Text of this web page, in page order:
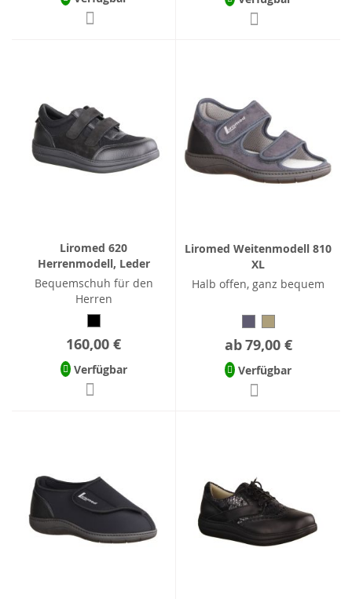
Liromed 620
Herrenmodell, Leder
Bequemschuh für den
Herren
160,00 €
Verfügbar
Liromed Weitenmodell 810
XL
Halb offen, ganz bequem
ab79,00 €
Verfügbar